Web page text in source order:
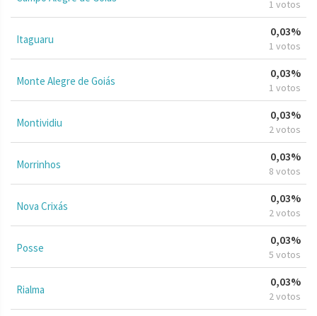
1 votos
Itaguaru
0,03%
1 votos
Monte Alegre de Goiás
0,03%
1 votos
Montividiu
0,03%
2 votos
Morrinhos
0,03%
8 votos
Nova Crixás
0,03%
2 votos
Posse
0,03%
5 votos
Rialma
0,03%
2 votos